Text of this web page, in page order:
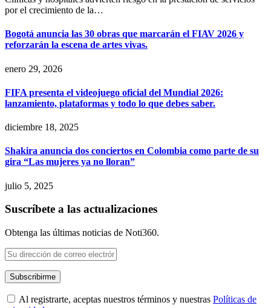
por el crecimiento de la…
Bogotá anuncia las 30 obras que marcarán el FIAV 2026 y
reforzarán la escena de artes vivas.
enero 29, 2026
FIFA presenta el videojuego oficial del Mundial 2026:
lanzamiento, plataformas y todo lo que debes saber.
diciembre 18, 2025
Shakira anuncia dos conciertos en Colombia como parte de su
gira “Las mujeres ya no lloran”
julio 5, 2025
Suscríbete a las actualizaciones
Obtenga las últimas noticias de Noti360.
Al registrarte, aceptas nuestros términos y nuestras Políticas de